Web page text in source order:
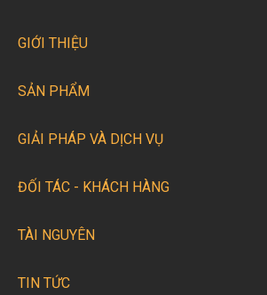
GIỚI THIỆU
SẢN PHẨM
GIẢI PHÁP VÀ DỊCH VỤ
ĐỐI TÁC - KHÁCH HÀNG
TÀI NGUYÊN
TIN TỨC